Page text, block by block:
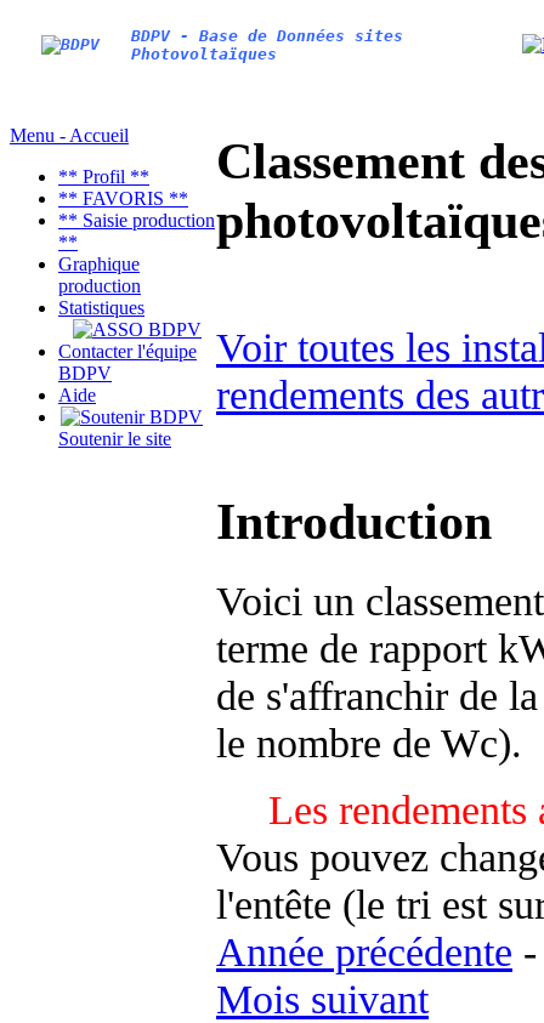
BDPV - Base de Données sites
Photovoltaïques
Menu - Accueil
** Profil **
** FAVORIS **
** Saisie production
**
Graphique
production
Statistiques
Contacter l'équipe
BDPV
Aide
Soutenir le site
Classement
Voir toutes les
rendements des
Introduction
Voici un
terme de rapport
de s'affranchir de
le nombre de Wc).
Les
Vous pouvez
l'entête (le tri est
Année précédente -
Mois suivant